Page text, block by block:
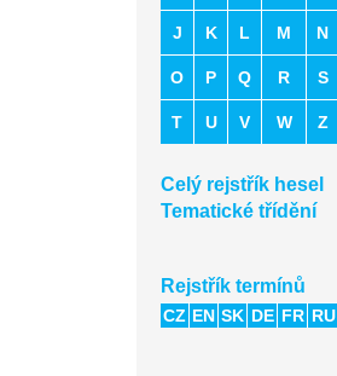
J K L M N
O P Q R S
T U V W Z
Celý rejstřík hesel
Tematické třídění
Rejstřík termínů
CZ EN SK DE FR RU